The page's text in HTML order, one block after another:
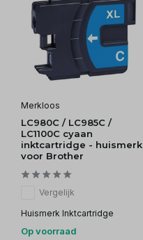
Merkloos
LC980C / LC985C /
LC1100C cyaan
inktcartridge - huismerk
voor Brother
Vergelijk
Huismerk Inktcartridge
Op voorraad